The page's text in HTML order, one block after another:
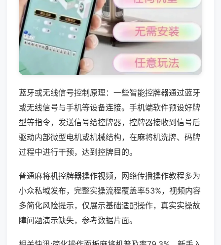
蓝牙或无线信号控制原理：一些智能控牌器通过蓝牙
或无线信号与手机等设备连接。手机端软件预设好牌
型等指令，发送信号给控牌器，控牌器接收到信号后
驱动内部微型电机或机械结构，在麻将机洗牌、码牌
过程中进行干预，达到控牌目的。
普通麻将机控牌器操作视频，网络传播操作教程多为
小众私域发布，完整实操流程覆盖率53%，视频内容
多简化风险提示，仅展示基础适配操作，真实实操故
障问题演示缺失，参考数据片面。